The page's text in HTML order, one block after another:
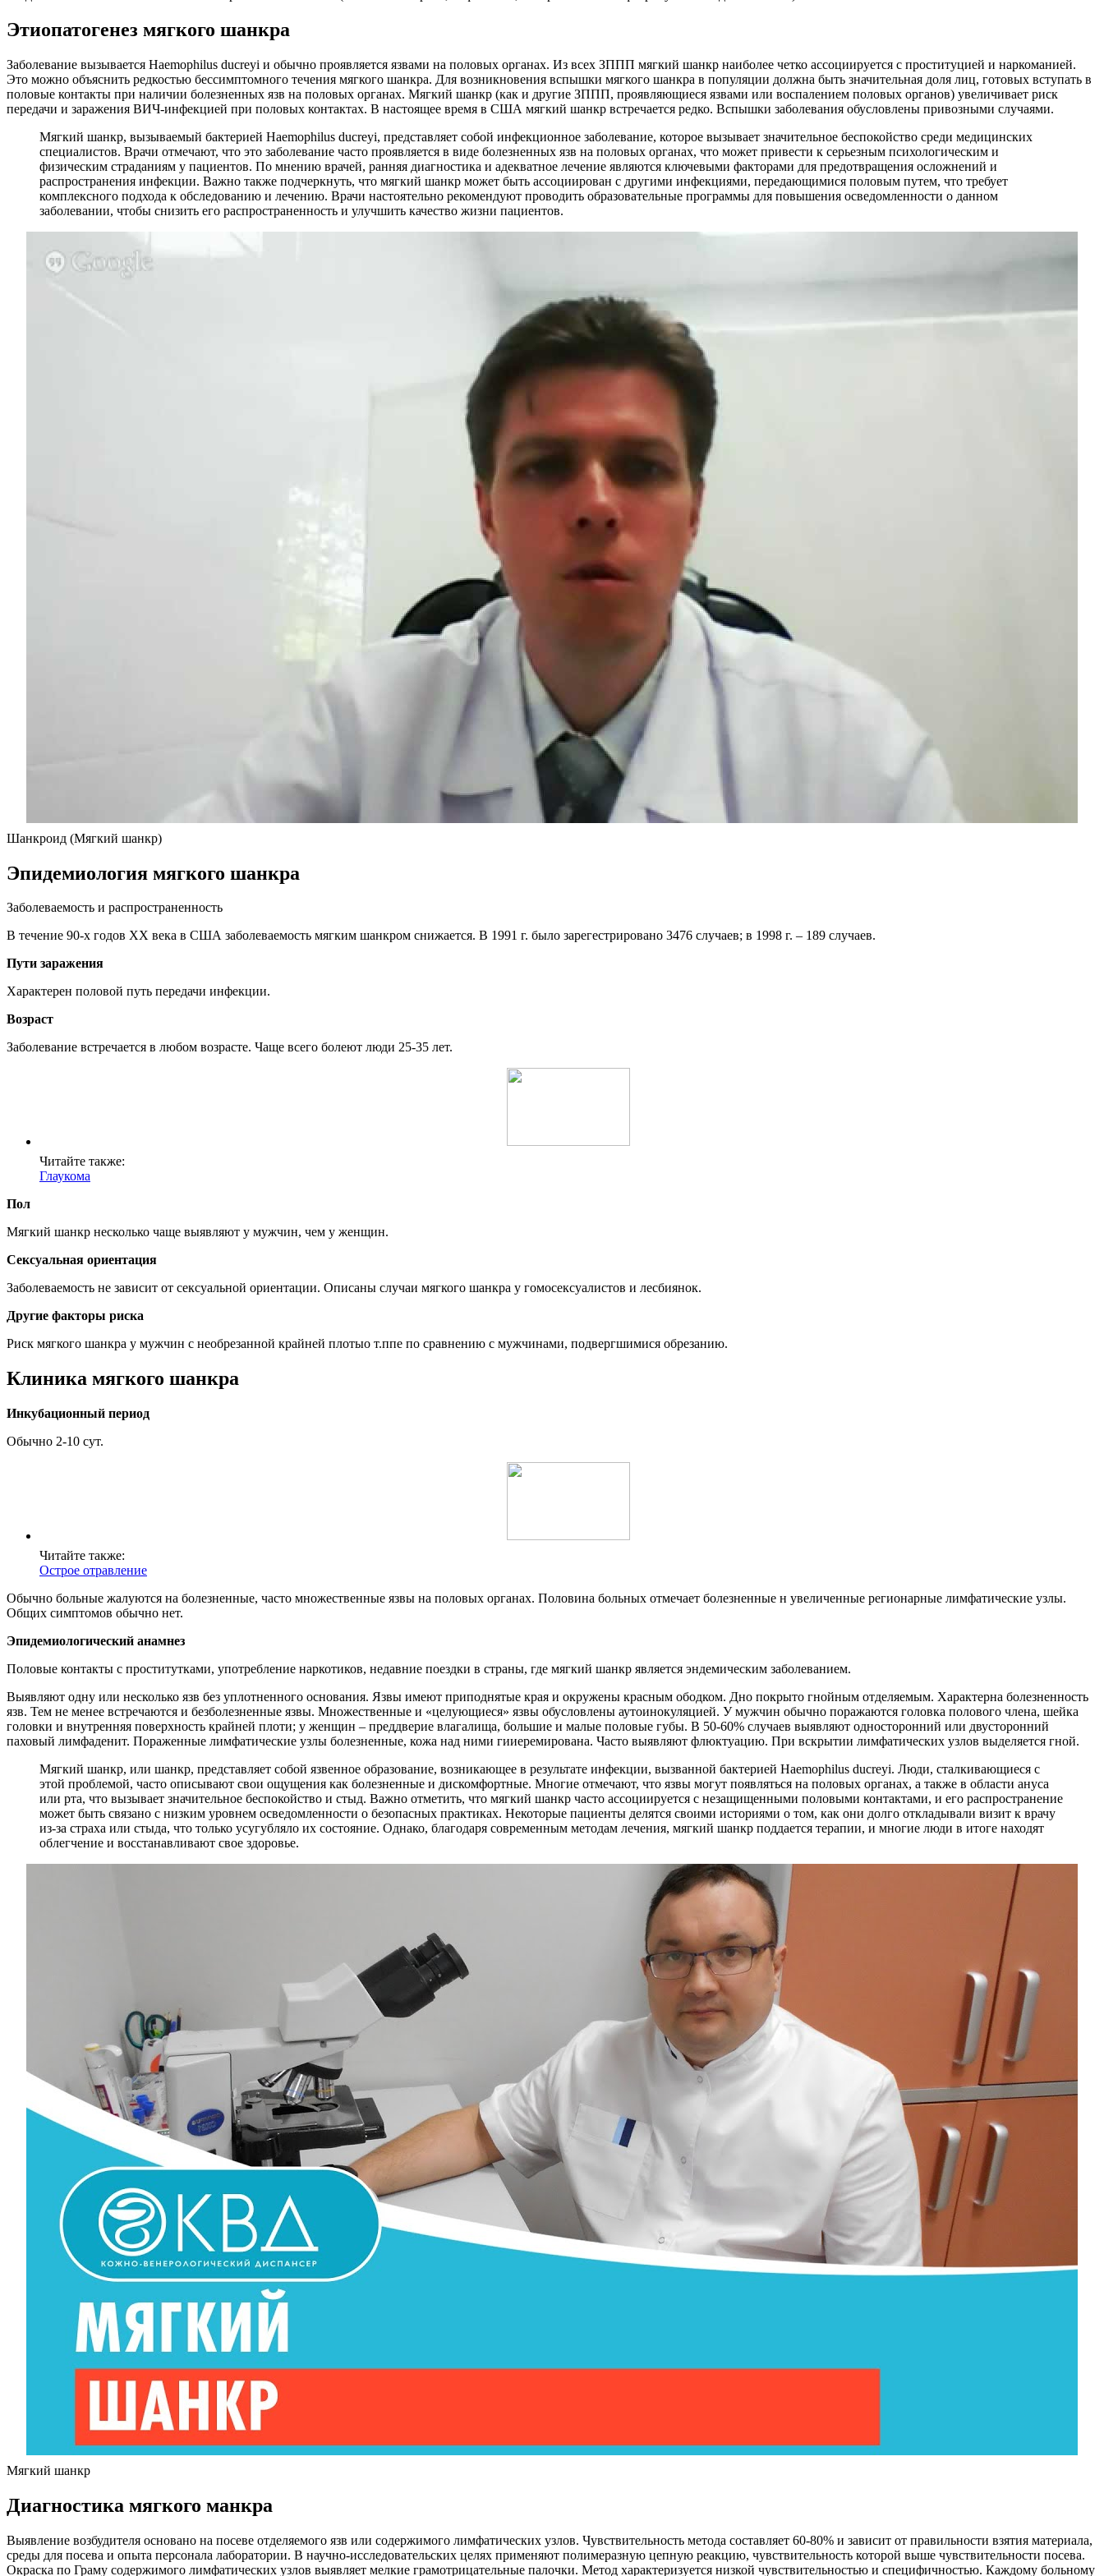
Этиопатогенез мягкого шанкра
Заболевание вызывается Haemophilus ducreyi и обычно проявляется язвами на половых органах. Из всех ЗППП мягкий шанкр наиболее четко ассоциируется с проституцией и наркоманией.
Это можно объяснить редкостью бессимптомного течения мягкого шанкра. Для возникновения вспышки мягкого шанкра в популяции должна быть значительная доля лиц, готовых вступать в
половые контакты при наличии болезненных язв на половых органах. Мягкий шанкр (как и другие ЗППП, проявляющиеся язвами или воспалением половых органов) увеличивает риск
передачи и заражения ВИЧ-инфекцией при половых контактах. В настоящее время в США мягкий шанкр встречается редко. Вспышки заболевания обусловлены привозными случаями.
Мягкий шанкр, вызываемый бактерией Haemophilus ducreyi, представляет собой инфекционное заболевание, которое вызывает значительное беспокойство среди медицинских
специалистов. Врачи отмечают, что это заболевание часто проявляется в виде болезненных язв на половых органах, что может привести к серьезным психологическим и
физическим страданиям у пациентов. По мнению врачей, ранняя диагностика и адекватное лечение являются ключевыми факторами для предотвращения осложнений и
распространения инфекции. Важно также подчеркнуть, что мягкий шанкр может быть ассоциирован с другими инфекциями, передающимися половым путем, что требует
комплексного подхода к обследованию и лечению. Врачи настоятельно рекомендуют проводить образовательные программы для повышения осведомленности о данном
заболевании, чтобы снизить его распространенность и улучшить качество жизни пациентов.
Шанкроид (Мягкий шанкр)
Эпидемиология мягкого шанкра
Заболеваемость и распространенность
В течение 90-х годов XX века в США заболеваемость мягким шанкром снижается. В 1991 г. было зарегестрировано 3476 случаев; в 1998 г. – 189 случаев.
Пути заражения
Характерен половой путь передачи инфекции.
Возраст
Заболевание встречается в любом возрасте. Чаще всего болеют люди 25-35 лет.
Читайте также:
Глаукома
Пол
Мягкий шанкр несколько чаще выявляют у мужчин, чем у женщин.
Сексуальная ориентация
Заболеваемость не зависит от сексуальной ориентации. Описаны случаи мягкого шанкра у гомосексуалистов и лесбиянок.
Другие факторы риска
Риск мягкого шанкра у мужчин с необрезанной крайней плотыо т.ппе по сравнению с мужчинами, подвергшимися обрезанию.
Клиника мягкого шанкра
Инкубационный период
Обычно 2-10 сут.
Читайте также:
Острое отравление
Обычно больные жалуются на болезненные, часто множественные язвы на половых органах. Половина больных отмечает болезненные н увеличенные регионарные лимфатические узлы.
Общих симптомов обычно нет.
Эпидемиологический анамнез
Половые контакты с проститутками, употребление наркотиков, недавние поездки в страны, где мягкий шанкр является эндемическим заболеванием.
Выявляют одну или несколько язв без уплотненного основания. Язвы имеют приподнятые края и окружены красным ободком. Дно покрыто гнойным отделяемым. Характерна болезненность
язв. Тем не менее встречаются и безболезненные язвы. Множественные и «целующиеся» язвы обусловлены аутоинокуляцией. У мужчин обычно поражаются головка полового члена, шейка
головки и внутренняя поверхность крайней плоти; у женщин – преддверие влагалища, большие и малые половые губы. В 50-60% случаев выявляют односторонний или двусторонний
паховый лимфаденит. Пораженные лимфатические узлы болезненные, кожа над ними гииеремирована. Часто выявляют флюктуацию. При вскрытии лимфатических узлов выделяется гной.
Мягкий шанкр, или шанкр, представляет собой язвенное образование, возникающее в результате инфекции, вызванной бактерией Haemophilus ducreyi. Люди, сталкивающиеся с
этой проблемой, часто описывают свои ощущения как болезненные и дискомфортные. Многие отмечают, что язвы могут появляться на половых органах, а также в области ануса
или рта, что вызывает значительное беспокойство и стыд. Важно отметить, что мягкий шанкр часто ассоциируется с незащищенными половыми контактами, и его распространение
может быть связано с низким уровнем осведомленности о безопасных практиках. Некоторые пациенты делятся своими историями о том, как они долго откладывали визит к врачу
из-за страха или стыда, что только усугубляло их состояние. Однако, благодаря современным методам лечения, мягкий шанкр поддается терапии, и многие люди в итоге находят
облегчение и восстанавливают свое здоровье.
Мягкий шанкр
Диагностика мягкого манкра
Выявление возбудителя основано на посеве отделяемого язв или содержимого лимфатических узлов. Чувствительность метода составляет 60-80% и зависит от правильности взятия материала,
среды для посева и опыта персонала лаборатории. В научно-исследовательских целях применяют полимеразную цепную реакцию, чувствительность которой выше чувствительности посева.
Окраска по Граму содержимого лимфатических узлов выявляет мелкие грамотрицательные палочки. Метод характеризуется низкой чувствительностью и специфичностью. Каждому больному